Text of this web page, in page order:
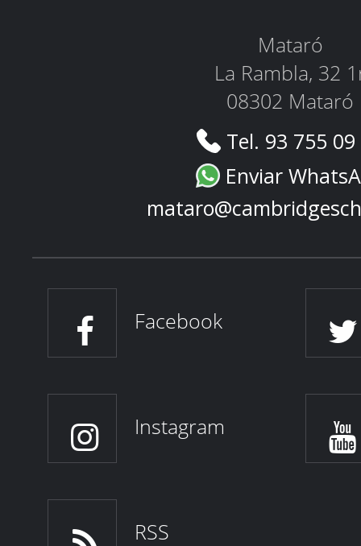
Mataró
La Rambla, 32
08302 Mataró
Tel. 93 755
Enviar
Facebook
Instagram
RSS